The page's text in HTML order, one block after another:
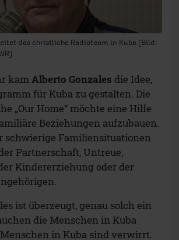
das christliche Radioteam in Kuba (Bild:
kam Alberto Gonzales die Idee,
für Kuba zu gestalten. Die
„Our Home“ möchte eine Hilfe
Beziehungen aufzubauen.
schwierige Familiensituationen
Partnerschaft, Untreue,
Kindererziehung oder der
ist überzeugt, genau solch ein
die Menschen in Kuba
Menschen in Kuba sind verwirrt.